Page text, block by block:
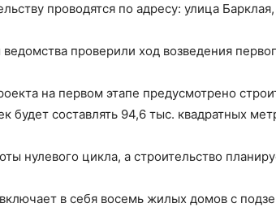
проводятся по адресу: улица
проверили ход возведения
на первом этапе предусмотрено
составлять 94,6 тыс. квадратных
нулевого цикла, а строительство
в себя восемь жилых домов с